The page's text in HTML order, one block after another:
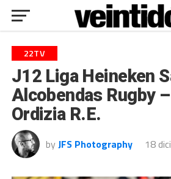
22TV
J12 Liga Heineken
Alcobendas Rugby
Ordizia R.E.
by JFS Photography 18